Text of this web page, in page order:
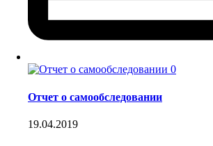
0
Отчет о самообследовании
19.04.2019